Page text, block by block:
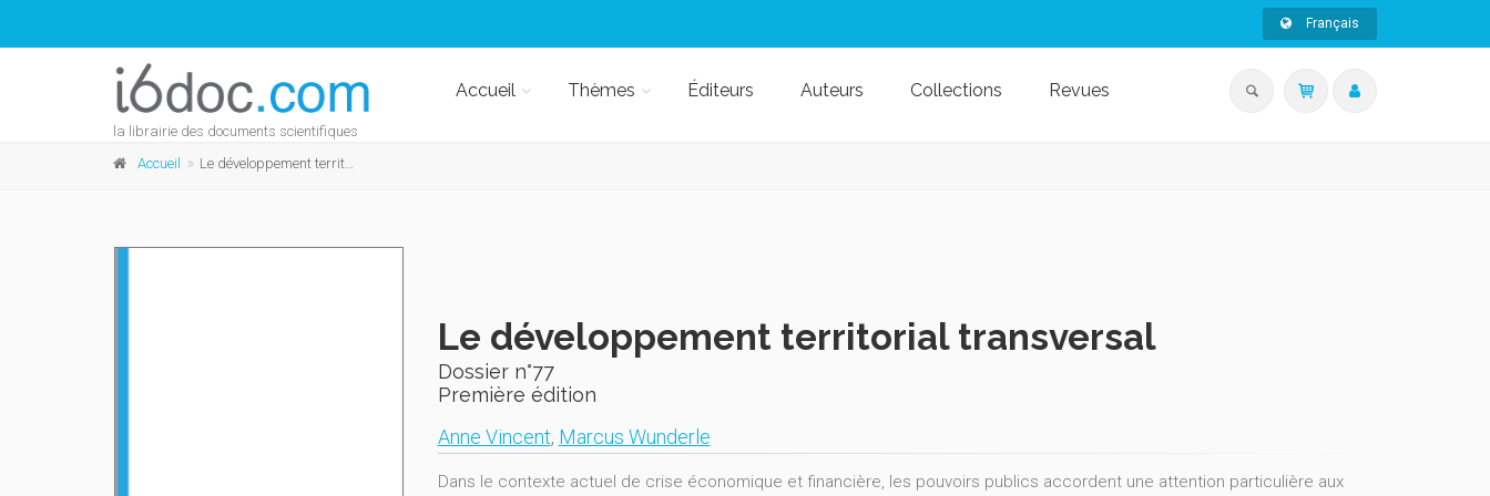
Français
la librairie des documents scientifiques
Accueil Thèmes Éditeurs Auteurs Collections Revues
Accueil Le développement territorial transversal
Le développement territorial transversal
Dossier n°77
Première édition
Anne Vincent, Marcus Wunderle
Dans le contexte actuel de crise économique et financière, les pouvoirs publics accordent une attention particulière aux